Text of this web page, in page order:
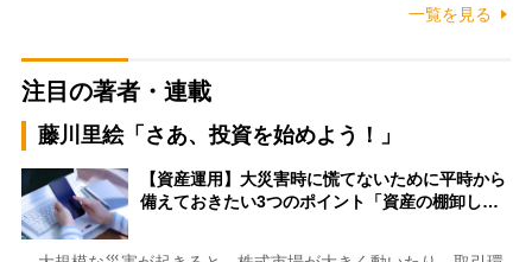
一覧を見る
注目の著者・連載
藤川里絵「さあ、投資を始めよう！」
【資産運用】大災害時に慌てないために平時から
備えておきたい3つのポイント「資産の棚卸し…